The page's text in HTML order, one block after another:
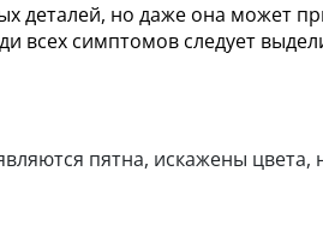
деталей, но даже она может
всех симптомов следует
пятна, искажены цвета,